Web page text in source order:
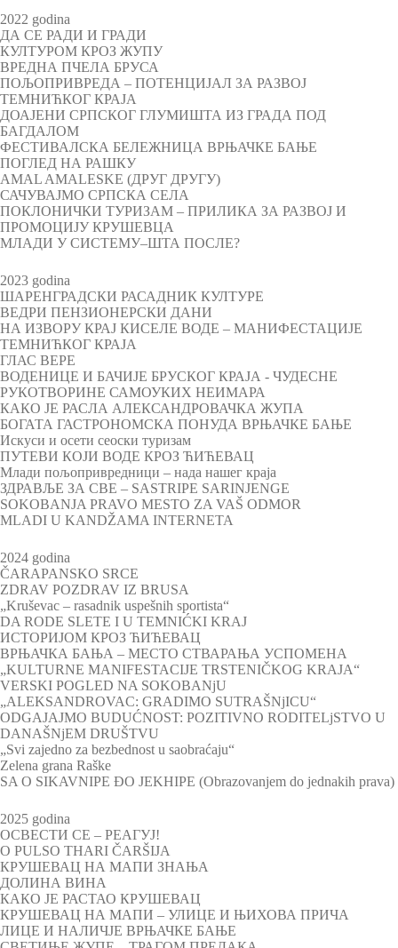
2022 godina
ДА СЕ РАДИ И ГРАДИ
КУЛТУРОМ КРОЗ ЖУПУ
ВРЕДНА ПЧЕЛА БРУСА
ПОЉОПРИВРЕДА – ПОТЕНЦИЈАЛ ЗА РАЗВОЈ
ТЕМНИЋКОГ КРАЈА
ДОАЈЕНИ СРПСКОГ ГЛУМИШТА ИЗ ГРАДА ПОД
БАГДАЛОМ
ФЕСТИВАЛСКА БЕЛЕЖНИЦА ВРЊАЧКЕ БАЊЕ
ПОГЛЕД НА РАШКУ
AMAL AMALESKE (ДРУГ ДРУГУ)
САЧУВАЈМО СРПСКА СЕЛА
ПОКЛОНИЧКИ ТУРИЗАМ – ПРИЛИКА ЗА РАЗВОЈ И
ПРОМОЦИЈУ КРУШЕВЦА
МЛАДИ У СИСТЕМУ–ШТА ПОСЛЕ?
2023 godina
ШАРЕНГРАДСКИ РАСАДНИК КУЛТУРЕ
ВЕДРИ ПЕНЗИОНЕРСКИ ДАНИ
НА ИЗВОРУ КРАЈ КИСЕЛЕ ВОДЕ – МАНИФЕСТАЦИЈЕ
ТЕМНИЋКОГ КРАЈА
ГЛАС ВЕРЕ
ВОДЕНИЦЕ И БАЧИЈЕ БРУСКОГ КРАЈА - ЧУДЕСНЕ
РУКОТВОРИНЕ САМОУКИХ НЕИМАРА
КАКО ЈЕ РАСЛА АЛЕКСАНДРОВАЧКА ЖУПА
БОГАТА ГАСТРОНОМСКА ПОНУДА ВРЊАЧКЕ БАЊЕ
Искуси и осети сеоски туризам
ПУТЕВИ КОЈИ ВОДЕ КРОЗ ЋИЋЕВАЦ
Млади пољопривредници – нада нашег краја
ЗДРАВЉЕ ЗА СВЕ – SASTRIPE SARINJENGE
SOKOBANJA PRAVO MESTO ZA VAŠ ODMOR
MLADI U KANDŽAMA INTERNETA
2024 godina
ČARAPANSKO SRCE
ZDRAV POZDRAV IZ BRUSA
„Kruševac – rasadnik uspešnih sportista“
DA RODE SLETE I U TEMNIĆKI KRAJ
ИСТОРИЈОМ КРОЗ ЋИЋЕВАЦ
ВРЊАЧКА БАЊА – МЕСТО СТВАРАЊА УСПОМЕНА
„KULTURNE MANIFESTACIJE TRSTENIČKOG KRAJA“
VERSKI POGLED NA SOKOBANjU
„ALEKSANDROVAC: GRADIMO SUTRAŠNjICU“
ODGAJAJMO BUDUĆNOST: POZITIVNO RODITELjSTVO U
DANAŠNjEM DRUŠTVU
„Svi zajedno za bezbednost u saobraćaju“
Zelena grana Raške
SA O SIKAVNIPE ĐO JEKHIPE (Obrazovanjem do jednakih prava)
2025 godina
ОСВЕСТИ СЕ – РЕАГУЈ!
O PULSO THARI ČARŠIJA
КРУШЕВАЦ НА МАПИ ЗНАЊА
ДОЛИНА ВИНА
КАКО ЈЕ РАСТАО КРУШЕВАЦ
КРУШЕВАЦ НА МАПИ – УЛИЦЕ И ЊИХОВА ПРИЧА
ЛИЦЕ И НАЛИЧЈЕ ВРЊАЧКЕ БАЊЕ